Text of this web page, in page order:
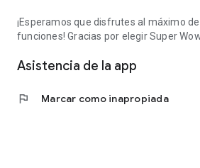
¡Esperamos que disfrutes al máximo
funciones! Gracias por elegir Super
Asistencia de la app
flag Marcar como inapropiada